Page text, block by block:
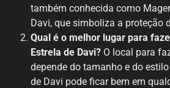
também conhecida como
Davi, que simboliza a proteção
Qual é o melhor lugar para
Estrela de Davi? O local para
depende do tamanho e do
de Davi pode ficar bem em